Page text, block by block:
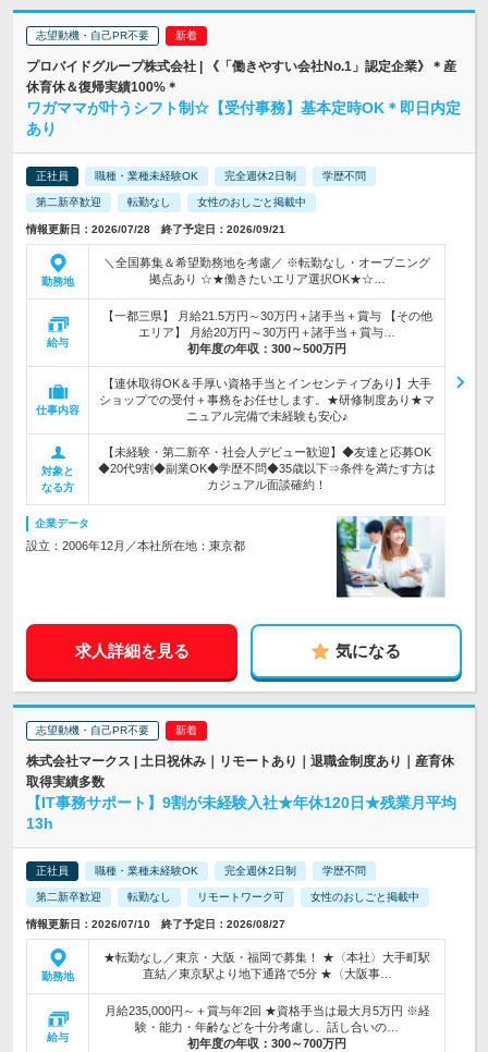
志望動機・自己PR不要
プロバイドグループ株式会社 | 《「働きやすい会社No.1」認定企業》＊産
休育休＆復帰実績100%＊
ワガママが叶うシフト制☆【受付事務】基本定時OK＊即日内定
あり
正社員 職種・業種未経験OK 完全週休2日制 学歴不問
第二新卒歓迎 転勤なし 女性のおしごと掲載中
情報更新日：2026/07/28 終了予定日：2026/09/21
勤務地
＼全国募集＆希望勤務地を考慮／ ※転勤なし・オープニング
拠点あり ☆★働きたいエリア選択OK★☆…
給与
【一都三県】 月給21.5万円～30万円＋諸手当＋賞与 【その他
エリア】 月給20万円～30万円＋諸手当＋賞与…
初年度の年収： 300～500万円
仕事内容
【連休取得OK＆手厚い資格手当とインセンティブあり】大手
ショップでの受付＋事務をお任せします。★研修制度あり★マ
ニュアル完備で未経験も安心♪
対象と
なる方
【未経験・第二新卒・社会人デビュー歓迎】◆友達と応募OK
◆20代9割◆副業OK◆学歴不問◆35歳以下⇒条件を満たす方は
カジュアル面談確約！
企業データ
設立：2006年12月／本社所在地：東京都
求人詳細を見る 気になる
志望動機・自己PR不要
株式会社マークス | 土日祝休み｜リモートあり｜退職金制度あり｜産育休
取得実績多数
【IT事務サポート】9割が未経験入社★年休120日★残業月平均
13h
正社員 職種・業種未経験OK 完全週休2日制 学歴不問
第二新卒歓迎 転勤なし リモートワーク可 女性のおしごと掲載中
情報更新日：2026/07/10 終了予定日：2026/08/27
勤務地
★転勤なし／東京・大阪・福岡で募集！ ★〈本社〉大手町駅
直結／東京駅より地下通路で5分 ★〈大阪事…
給与
月給235,000円～＋賞与年2回 ★資格手当は最大月5万円 ※経
験・能力・年齢などを十分考慮し、話し合いの…
初年度の年収： 300～700万円